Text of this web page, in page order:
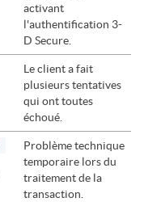
activant
l'authentification 3-
D Secure.
Le client a fait
plusieurs tentatives
qui ont toutes
échoué.
Problème technique
temporaire lors du
traitement de la
transaction.